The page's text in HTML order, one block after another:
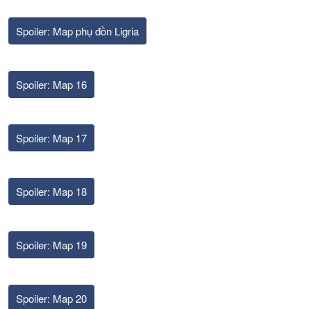
Spoiler: Map phụ đồn Ligria
Spoiler: Map 16
Spoiler: Map 17
Spoiler: Map 18
Spoiler: Map 19
Spoiler: Map 20